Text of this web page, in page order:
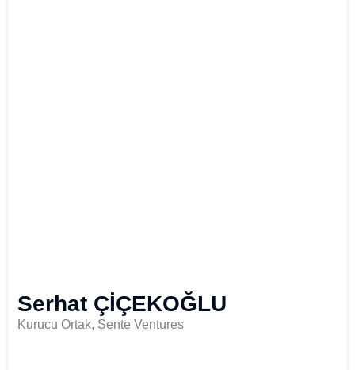
Serhat ÇİÇEKOĞLU
Kurucu Ortak, Sente Ventures